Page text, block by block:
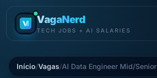
VagaNerd
TECH JOBS + AI SALARIES
Início/Vagas/AI Data Engineer Mid/Senior